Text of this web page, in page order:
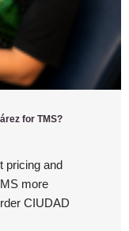
for TMS?
pricing and
more
CIUDAD